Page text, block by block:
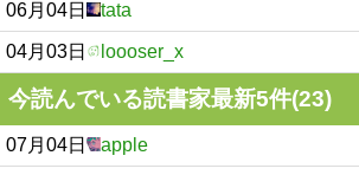
06月04日 tata
04月03日 loooser_x
今読んでいる読書家最新5件(23)
07月04日 apple